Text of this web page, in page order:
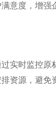
意度，增强
时监控原
资源，避免